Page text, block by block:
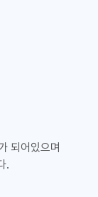
되어있으며
.